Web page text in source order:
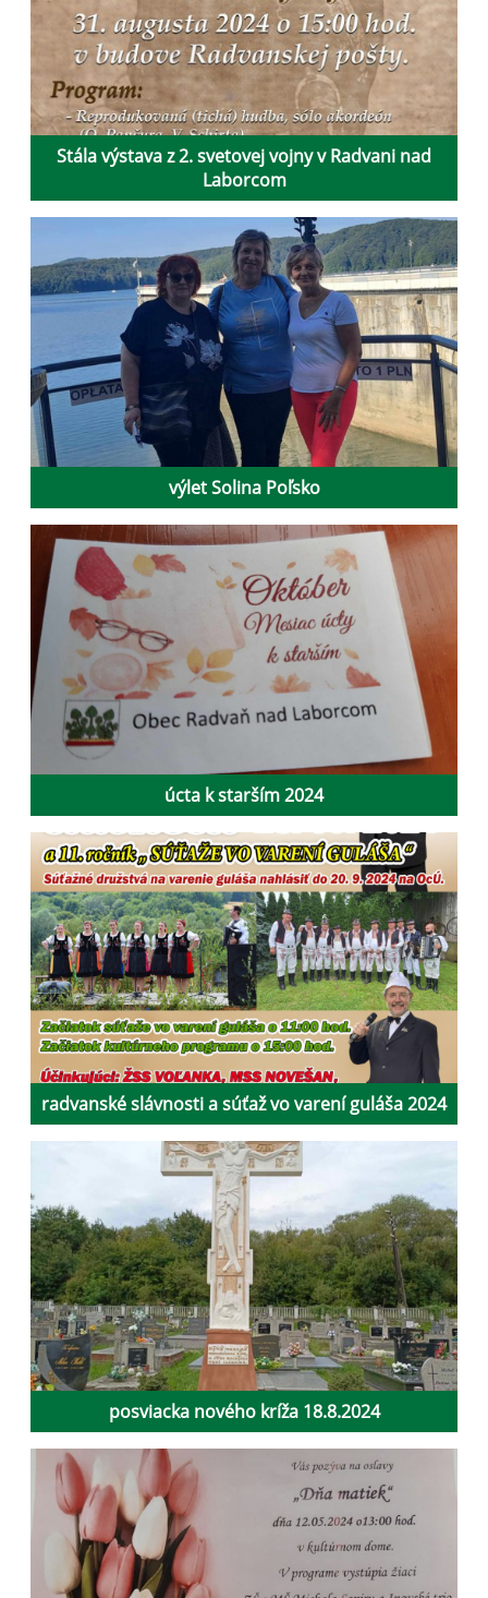
Stála výstava z 2. svetovej vojny v Radvani nad
Laborcom
výlet Solina Poľsko
úcta k starším 2024
radvanské slávnosti a súťaž vo varení guláša 2024
posviacka nového kríža 18.8.2024